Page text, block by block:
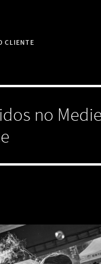
CLIENTE
no